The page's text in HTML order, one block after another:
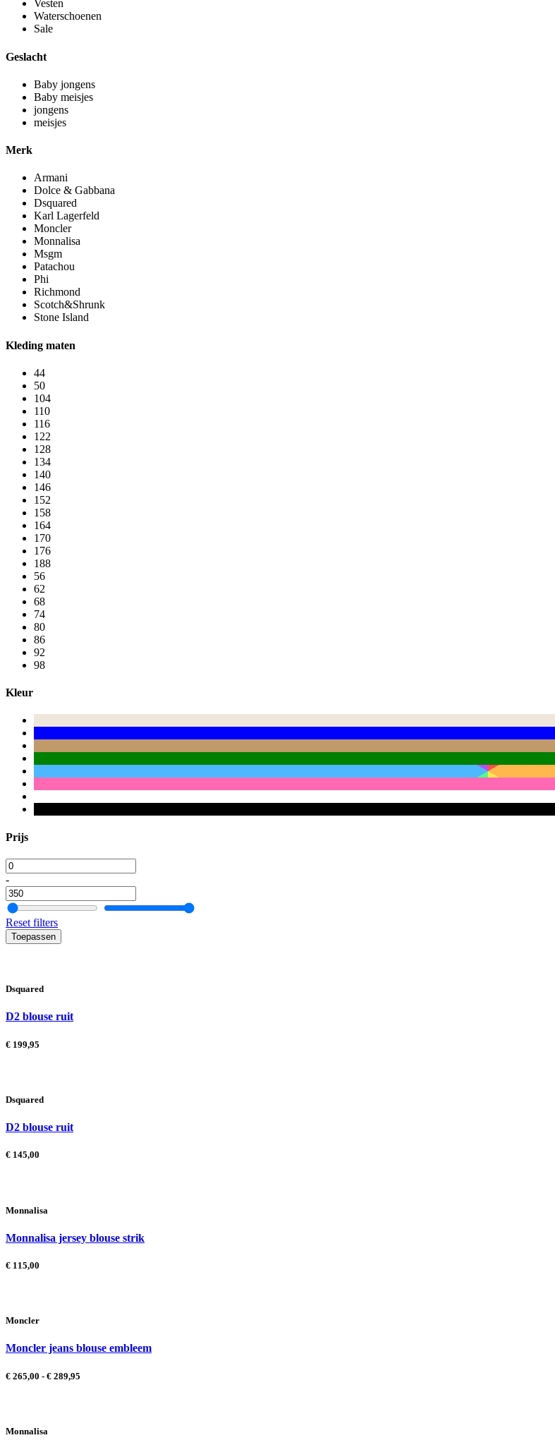
Vesten
Waterschoenen
Sale
Geslacht
Baby jongens
Baby meisjes
jongens
meisjes
Merk
Armani
Dolce & Gabbana
Dsquared
Karl Lagerfeld
Moncler
Monnalisa
Msgm
Patachou
Phi
Richmond
Scotch&Shrunk
Stone Island
Kleding maten
44
50
104
110
116
122
128
134
140
146
152
158
164
170
176
188
56
62
68
74
80
86
92
98
Kleur
Prijs
-
Reset filters
Toepassen
Dsquared
D2 blouse ruit
€ 199,95
Dsquared
D2 blouse ruit
€ 145,00
Monnalisa
Monnalisa jersey blouse strik
€ 115,00
Moncler
Moncler jeans blouse embleem
€ 265,00 - € 289,95
Monnalisa